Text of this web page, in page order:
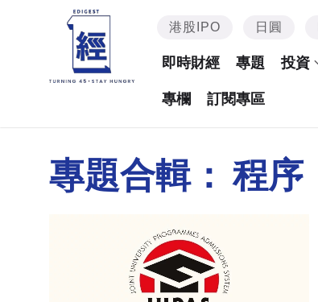
港股IPO 日圓
即時財經 專題 投資
專欄 訂閱專區
專題合輯： 程序